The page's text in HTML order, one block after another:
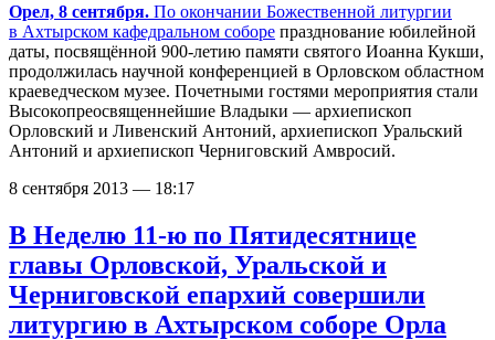
Орел, 8 сентября. По окончании Божественной литургии
в Ахтырском кафедральном соборе празднование юбилейной
даты, посвящённой 900-летию памяти святого Иоанна Кукши,
продолжилась научной конференцией в Орловском областном
краеведческом музее. Почетными гостями мероприятия стали
Высокопреосвященнейшие Владыки — архиепископ
Орловский и Ливенский Антоний, архиепископ Уральский
Антоний и архиепископ Черниговский Амвросий.
8 сентября 2013 — 18:17
В Неделю 11-ю по Пятидесятнице
главы Орловской, Уральской и
Черниговской епархий совершили
литургию в Ахтырском соборе Орла